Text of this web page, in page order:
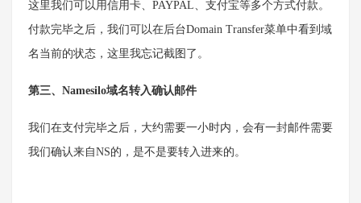
这里我们可以用信用卡、PAYPAL、支付宝等多个方式付款。
付款完毕之后，我们可以在后台Domain Transfer菜单中看到域
名当前的状态，这里我忘记截图了。
第三、Namesilo域名转入确认邮件
我们在支付完毕之后，大约需要一小时内，会有一封邮件需要
我们确认来自NS的，是不是要转入进来的。